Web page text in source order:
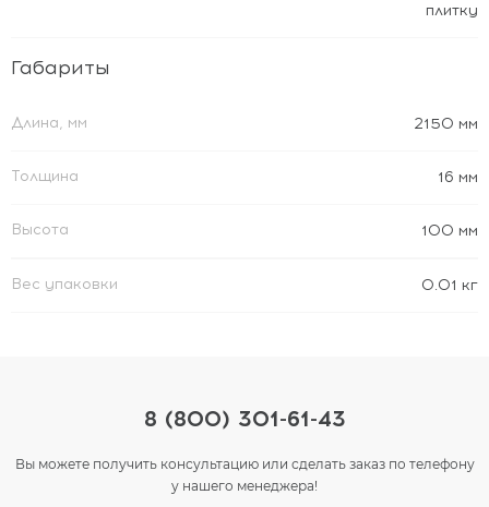
плитку
Габариты
Длина, мм 2150 мм
Толщина 16 мм
Высота 100 мм
Вес упаковки 0.01 кг
8 (800) 301-61-43
Вы можете получить консультацию или сделать заказ по телефону
у нашего менеджера!